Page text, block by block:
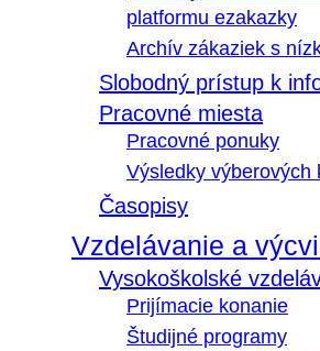
platformu ezakazky
Archív zákaziek s
Slobodný prístup k
Pracovné miesta
Pracovné ponuky
Výsledky výberových
Časopisy
Vzdelávanie a
Vysokoškolské
Prijímacie konanie
Študijné programy